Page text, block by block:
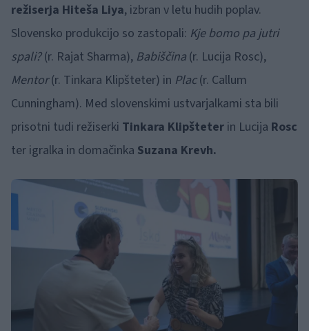
režiserja Hiteša Liya, izbran v letu hudih poplav.
Slovensko produkcijo so zastopali: Kje bomo pa jutri
spali?(r. Rajat Sharma), Babiščina (r. Lucija Rosc),
Mentor(r. Tinkara Klipšteter) in Plac(r. Callum
Cunningham). Med slovenskimi ustvarjalkami sta bili
prisotni tudi režiserki Tinkara Klipšteter in Lucija Rosc
ter igralka in domačinka Suzana Krevh.